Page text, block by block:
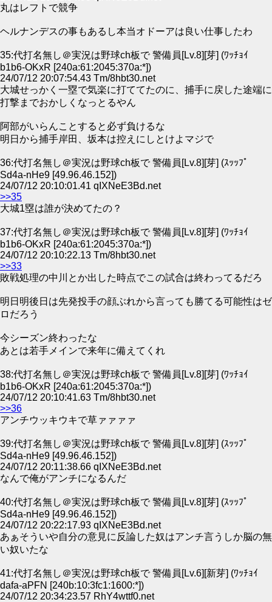
丸はレフトで競争
ヘルナンデスの事もあるし本当オドーアは良い仕事したわ
35:代打名無し＠実況は野球ch板で 警備員[Lv.8][芽] (ﾜｯﾁｮｲ
b1b6-OKxR [240a:61:2045:370a:*])
24/07/12 20:07:54.43 Tm/8hbt30.net
大城せっかく一塁で気楽に打ててたのに、捕手に戻した途端に
打撃までおかしくなっとるやん
阿部がいらんことすると必ず負けるな
明日から捕手岸田、坂本は控えにしとけよマジで
36:代打名無し＠実況は野球ch板で 警備員[Lv.8][芽] (ｽｯｯﾌﾟ
Sd4a-nHe9 [49.96.46.152])
24/07/12 20:10:01.41 qIXNeE3Bd.net
>>35
大城1塁は誰が決めてたの？
37:代打名無し＠実況は野球ch板で 警備員[Lv.8][芽] (ﾜｯﾁｮｲ
b1b6-OKxR [240a:61:2045:370a:*])
24/07/12 20:10:22.13 Tm/8hbt30.net
>>33
敗戦処理の中川とか出した時点でこの試合は終わってるだろ
明日明後日は先発投手の顔ぶれから言っても勝てる可能性はゼ
ロだろう
今シーズン終わったな
あとは若手メインで来年に備えてくれ
38:代打名無し＠実況は野球ch板で 警備員[Lv.8][芽] (ﾜｯﾁｮｲ
b1b6-OKxR [240a:61:2045:370a:*])
24/07/12 20:10:41.63 Tm/8hbt30.net
>>36
アンチウッキウキで草ァァァァ
39:代打名無し＠実況は野球ch板で 警備員[Lv.8][芽] (ｽｯｯﾌﾟ
Sd4a-nHe9 [49.96.46.152])
24/07/12 20:11:38.66 qIXNeE3Bd.net
なんで俺がアンチになるんだ
40:代打名無し＠実況は野球ch板で 警備員[Lv.8][芽] (ｽｯｯﾌﾟ
Sd4a-nHe9 [49.96.46.152])
24/07/12 20:22:17.93 qIXNeE3Bd.net
あぁそういや自分の意見に反論した奴はアンチ言うしか脳の無
い奴いたな
41:代打名無し＠実況は野球ch板で 警備員[Lv.6][新芽] (ﾜｯﾁｮｲ
dafa-aPFN [240b:10:3fc1:1600:*])
24/07/12 20:34:23.57 RhY4wttf0.net